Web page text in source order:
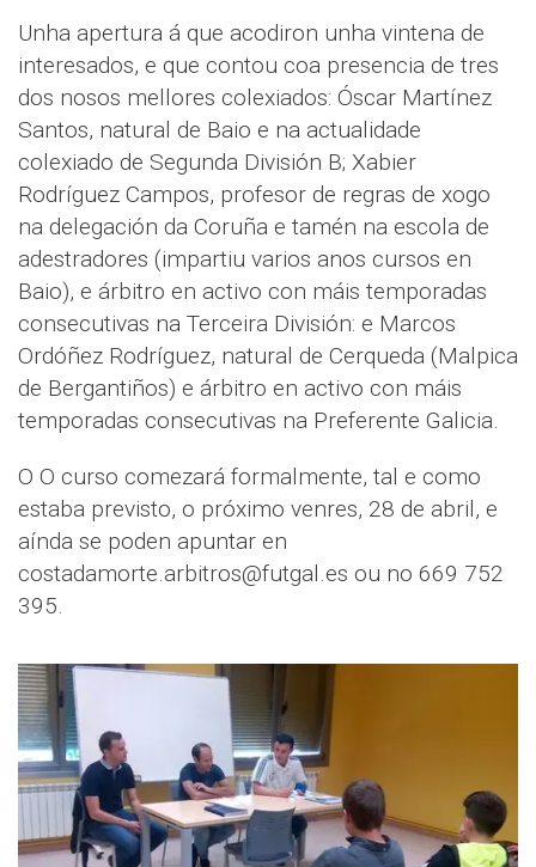
Unha apertura á que acodiron unha vintena de
interesados, e que contou coa presencia de tres
dos nosos mellores colexiados: Óscar Martínez
Santos, natural de Baio e na actualidade
colexiado de Segunda División B; Xabier
Rodríguez Campos, profesor de regras de xogo
na delegación da Coruña e tamén na escola de
adestradores (impartiu varios anos cursos en
Baio), e árbitro en activo con máis temporadas
consecutivas na Terceira División: e Marcos
Ordóñez Rodríguez, natural de Cerqueda (Malpica
de Bergantiños) e árbitro en activo con máis
temporadas consecutivas na Preferente Galicia.
O O curso comezará formalmente, tal e como
estaba previsto, o próximo venres, 28 de abril, e
aínda se poden apuntar en
costadamorte.arbitros@futgal.es ou no 669 752
395.